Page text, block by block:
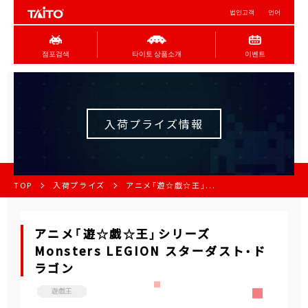
법인고객 언어
점포검색 타이토 상품소개 이벤트
入荷プライズ情報
TOP 入荷プライズ アニメ「遊☆戯☆王」...
アニメ「遊☆戯☆王」シリーズ
Monsters LEGION スターダスト・ド
ラゴン
遊戯王